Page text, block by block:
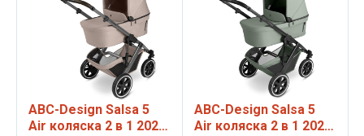
ABC-Design Salsa 5
Air коляска 2 в 1 2025,
ABC-Design Salsa 5
Air коляска 2 в 1 2025,